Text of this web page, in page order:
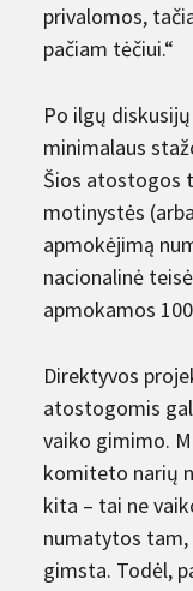
privalomos,
pačiam tėčiui.“
Po ilgų
minimalaus
Šios atostogos
motinystės
apmokėjimą
nacionalinė
apmokamos
Direktyvos
atostogomis
vaiko gimimo.
komiteto narių
kita – tai ne
numatytos tam,
gimsta. Todėl,